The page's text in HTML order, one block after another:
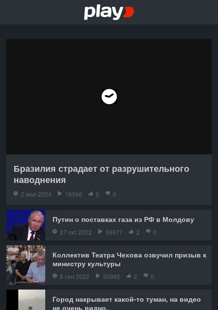
Бразилия страдает от разрушительного
наводнения
2 мая 2024 16566 0 0
Путин о поставках газа из РФ в Молдову
27 окт 2022 59977 2 0
Коллектив Театра Чехова озвучил призыв к
министру культуры
8 сен 2022 50992 2 0
Город накрывает какой-то туман, на видео
не очень видно.